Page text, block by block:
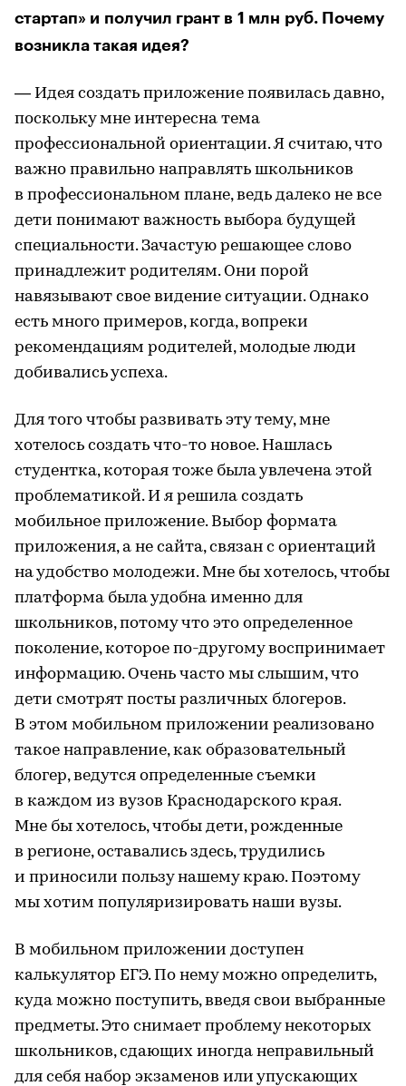
стартап» и получил грант в 1 млн руб. Почему
возникла такая идея?
— Идея создать приложение появилась давно,
поскольку мне интересна тема
профессиональной ориентации. Я считаю, что
важно правильно направлять школьников
в профессиональном плане, ведь далеко не все
дети понимают важность выбора будущей
специальности. Зачастую решающее слово
принадлежит родителям. Они порой
навязывают свое видение ситуации. Однако
есть много примеров, когда, вопреки
рекомендациям родителей, молодые люди
добивались успеха.
Для того чтобы развивать эту тему, мне
хотелось создать что-то новое. Нашлась
студентка, которая тоже была увлечена этой
проблематикой. И я решила создать
мобильное приложение. Выбор формата
приложения, а не сайта, связан с ориентаций
на удобство молодежи. Мне бы хотелось, чтобы
платформа была удобна именно для
школьников, потому что это определенное
поколение, которое по-другому воспринимает
информацию. Очень часто мы слышим, что
дети смотрят посты различных блогеров.
В этом мобильном приложении реализовано
такое направление, как образовательный
блогер, ведутся определенные съемки
в каждом из вузов Краснодарского края.
Мне бы хотелось, чтобы дети, рожденные
в регионе, оставались здесь, трудились
и приносили пользу нашему краю. Поэтому
мы хотим популяризировать наши вузы.
В мобильном приложении доступен
калькулятор ЕГЭ. По нему можно определить,
куда можно поступить, введя свои выбранные
предметы. Это снимает проблему некоторых
школьников, сдающих иногда неправильный
для себя набор экзаменов или упускающих